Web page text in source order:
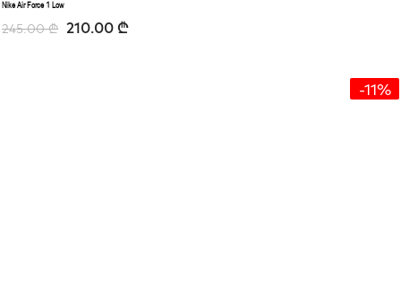
Nike Air Force 1 Low
245.00₾ 210.00 ₾
-11%